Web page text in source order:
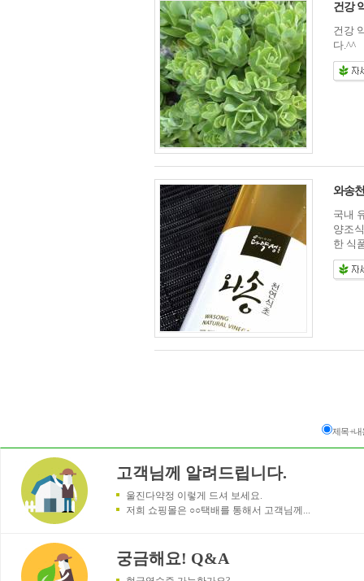
건강
건강
다.^^
와송
국내
양조
한 식
제목+내
고객님께 알려드립니다.
울진다약정 이렇게 드셔 보세요.
저희 쇼핑몰은 ○○택배를 통해서 고객님께...
궁금해요! Q&A